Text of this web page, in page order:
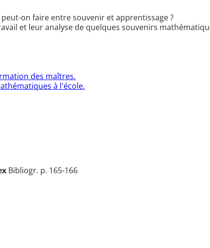
on faire entre souvenir et apprentissage ?
et leur analyse de quelques souvenirs
des maîtres.
à l'école.
Bibliogr. p. 165-166